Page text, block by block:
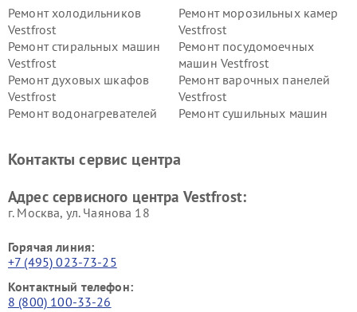
Ремонт холодильников
Vestfrost
Ремонт морозильных камер
Vestfrost
Ремонт стиральных машин
Vestfrost
Ремонт посудомоечных
машин Vestfrost
Ремонт духовых шкафов
Vestfrost
Ремонт варочных панелей
Vestfrost
Ремонт водонагревателей
Ремонт сушильных машин
Vestfrost
Контакты сервис центра
Адрес сервисного центра Vestfrost:
г. Москва, ул. Чаянова 18
Горячая линия:
+7 (495) 023-73-25
Контактный телефон:
8 (800) 100-33-26